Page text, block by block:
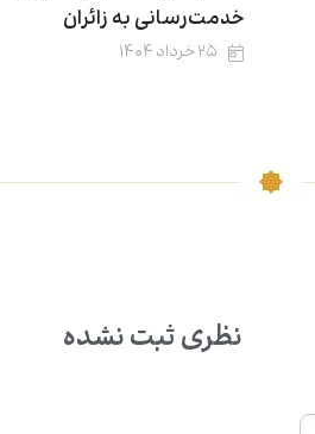
خدمت‌رسانی به زائران
۲۵ خرداد ۱۴۰۴
نظری ثبت نشده